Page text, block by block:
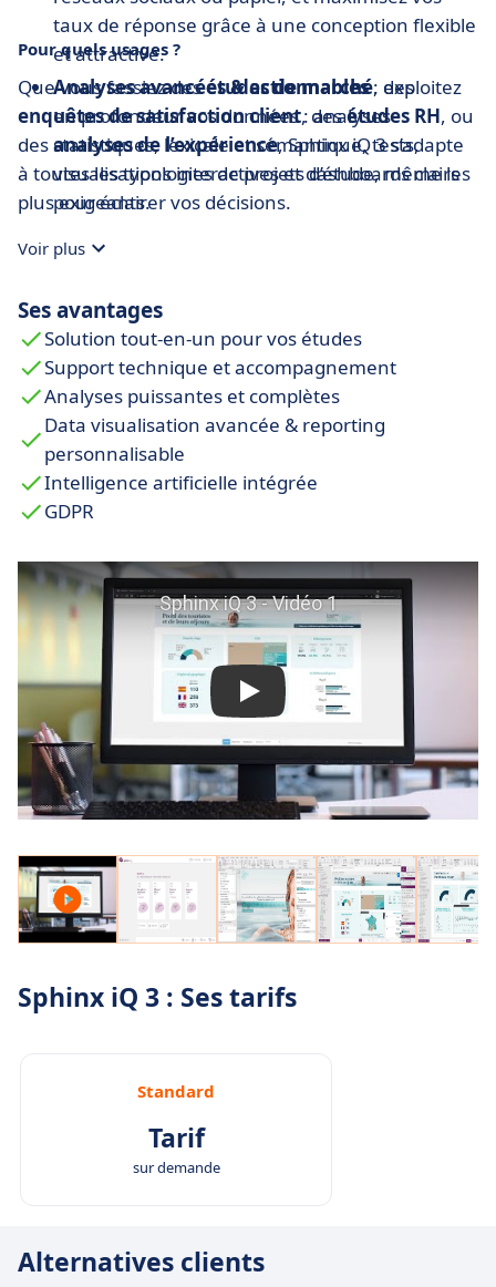
taux de réponse grâce à une conception flexible
et attractive.
Analyses avancées & actionnables: exploitez
en profondeur vos données : analyses
statistiques, lexicale et sémantique, tests,
visualisations interactives et dashboards clairs
pour éclairer vos décisions.
à créer des questionnaires rapidement, à
l’analyse de données textuelles pour aller plus
vite et mieux comprendre vos insights.
Interface intuitive & personnalisable
ergonomie fluide, templates personnalisables
aux couleurs de votre marque et outils
collaboratifs renforcent l’adoption par vos
équipes.
Pour quels usages ?
Que vous fassiez desétudes de marché, des
enquêtes de satisfaction client, desétudes RH, ou
desanalyses de l’expérience, Sphinx iQ 3 s’adapte
à toutes les typologies de projets d’étude, même les
plus exigeants.
Voir plus
Ses avantages
Solution tout-en-un pour vos études
Support technique et accompagnement
Analyses puissantes et complètes
Data visualisation avancée & reporting
personnalisable
Intelligence artificielle intégrée
GDPR
Sphinx iQ 3 : Ses tarifs
Standard
Tarif
sur demande
Alternatives clients